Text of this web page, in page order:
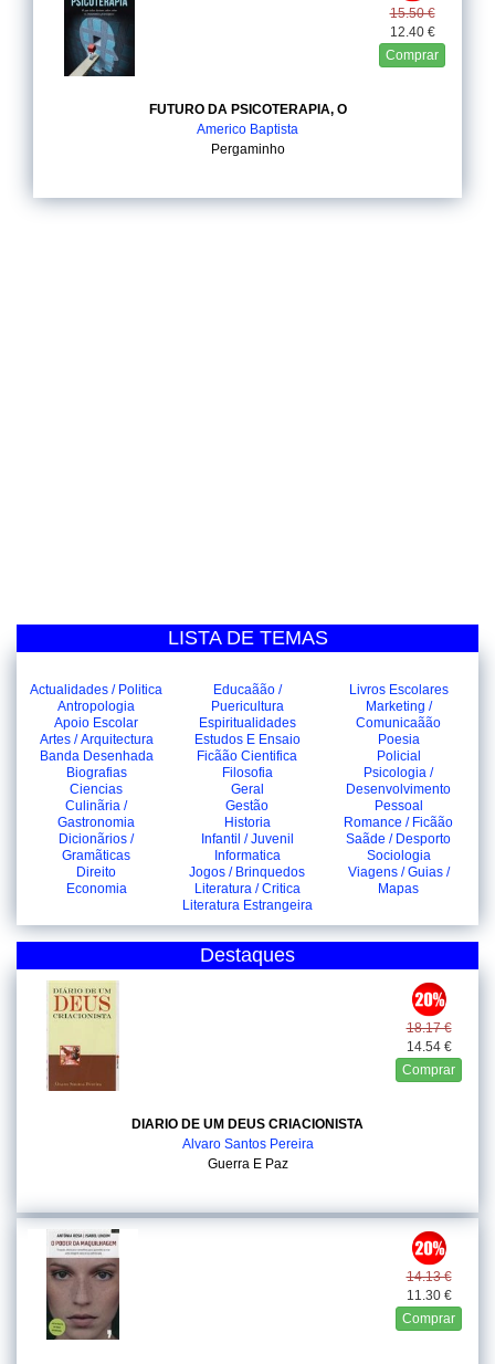
15.50 €
12.40 €
Comprar
FUTURO DA PSICOTERAPIA, O
Americo Baptista
Pergaminho
LISTA DE TEMAS
Actualidades / Politica
Antropologia
Apoio Escolar
Artes / Arquitectura
Banda Desenhada
Biografias
Ciencias
Culinãria /
Gastronomia
Dicionãrios /
Gramãticas
Direito
Economia
Educaãão /
Puericultura
Espiritualidades
Estudos E Ensaio
Ficãão Cientifica
Filosofia
Geral
Gestão
Historia
Infantil / Juvenil
Informatica
Jogos / Brinquedos
Literatura / Critica
Literatura Estrangeira
Livros Escolares
Marketing /
Comunicaãão
Poesia
Policial
Psicologia /
Desenvolvimento
Pessoal
Romance / Ficãão
Saãde / Desporto
Sociologia
Viagens / Guias /
Mapas
Destaques
18.17 €
14.54 €
Comprar
DIARIO DE UM DEUS CRIACIONISTA
Alvaro Santos Pereira
Guerra E Paz
14.13 €
11.30 €
Comprar